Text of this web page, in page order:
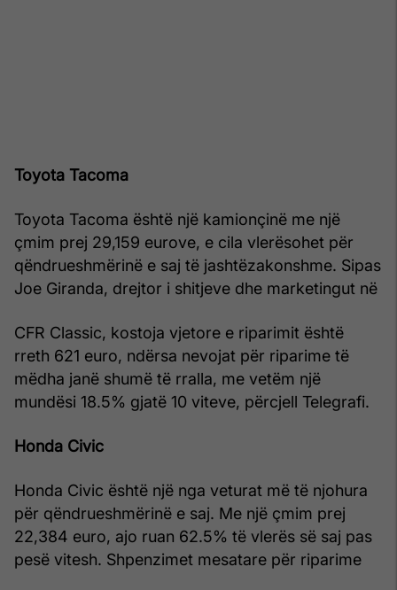
Toyota Tacoma
Toyota Tacoma është një kamionçinë me një
çmim prej 29,159 eurove, e cila vlerësohet për
qëndrueshmërinë e saj të jashtëzakonshme. Sipas
Joe Giranda, drejtor i shitjeve dhe marketingut në
CFR Classic, kostoja vjetore e riparimit është
rreth 621 euro, ndërsa nevojat për riparime të
mëdha janë shumë të rralla, me vetëm një
mundësi 18.5% gjatë 10 viteve, përcjell Telegrafi.
Honda Civic
Honda Civic është një nga veturat më të njohura
për qëndrueshmërinë e saj. Me një çmim prej
22,384 euro, ajo ruan 62.5% të vlerës së saj pas
pesë vitesh. Shpenzimet mesatare për riparime